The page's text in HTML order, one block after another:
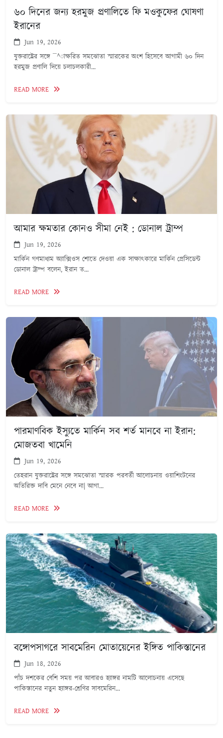
৬০ দিনের জন্য হরমুজ প্রণালিতে ফি মওকুফের ঘোষণা
ইরানের
Jun 19, 2026
যুক্তরাষ্ট্রের সঙ্গে ¯^াক্ষরিত সমঝোতা স্মারকের অংশ হিসেবে আগামী ৬০ দিন
হরমুজ প্রণালি দিয়ে চলাচলকারী...
READ MORE
আমার ক্ষমতার কোনও সীমা নেই : ডোনাল ট্রাম্প
Jun 19, 2026
মার্কিন গণমাধ্যম অ্যাক্সিওস শোতে দেওয়া এক সাক্ষাৎকারে মার্কিন প্রেসিডেন্ট
ডোনাল ট্রাম্প বলেন, ইরান ত...
READ MORE
পারমাণবিক ইস্যুতে মার্কিন সব শর্ত মানবে না ইরান:
মোজতবা খামেনি
Jun 19, 2026
তেহরান যুক্তরাষ্ট্রের সঙ্গে সমঝোতা স্মারক পরবর্তী আলোচনায় ওয়াশিংটনের
অতিরিক্ত দাবি মেনে নেবে না| আগা...
READ MORE
বঙ্গোপসাগরে সাবমেরিন মোতায়েনের ইঙ্গিত পাকিস্তানের
Jun 18, 2026
পাঁচ দশকের বেশি সময় পর আবারও হ্যাঙ্গর নামটি আলোচনায় এসেছে
পাকিস্তানের নতুন হ্যাঙ্গর-শ্রেণির সাবমেরিন...
READ MORE